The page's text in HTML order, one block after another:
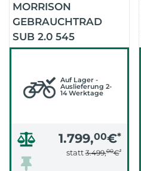
MORRISON
GEBRAUCHTRAD
SUB 2.0 545
75NMWAVE 2023
Auf Lager -
Auslieferung 2-
14 Werktage
1.799,00€*
statt3.499,00€*